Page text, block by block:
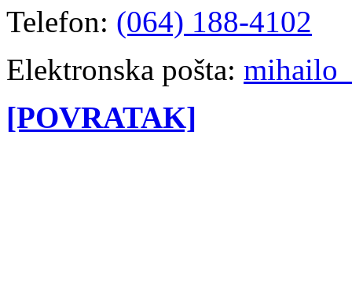
Telefon: (064) 188-4102
Elektronska pošta:
[POVRATAK]